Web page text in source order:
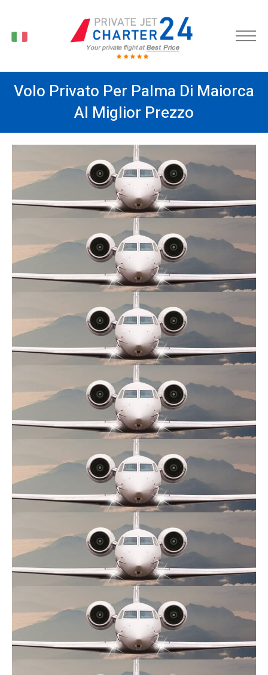
Volo Privato Per Palma Di Maiorca
Al Miglior Prezzo